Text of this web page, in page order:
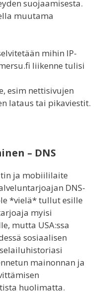
suojaamisesta.
muutama
mihin IP-
liikenne tulisi
esim nettisivujen
lataus tai pikaviestit.
– DNS
ja mobiililaite
DNS-
*vielä* tullut esille
myisi
mutta USA:ssa
sosiaalisen
mainonnan ja
huolimatta.